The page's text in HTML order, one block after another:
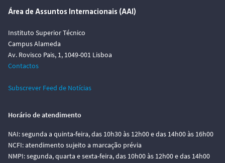
Área de Assuntos Internacionais (AAI)
Instituto Superior Técnico
Campus Alameda
Av. Rovisco Pais, 1, 1049-001 Lisboa
Contactos
Subscrever Feed de Notícias
Horário de atendimento
NAI: segunda a quinta-feira, das 10h30 às 12h00 e das 14h00 às 16h00
NCFI: atendimento sujeito a marcação prévia
NMPI: segunda, quarta e sexta-feira, das 10h00 às 12h00 e das 14h00